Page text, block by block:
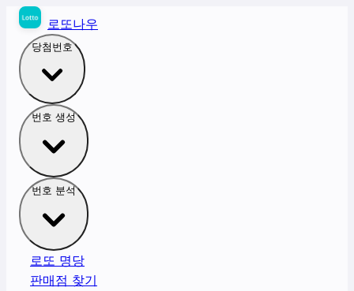
로또나우
당첨번호
번호 생성
번호 분석
로또 명당
판매점 찾기